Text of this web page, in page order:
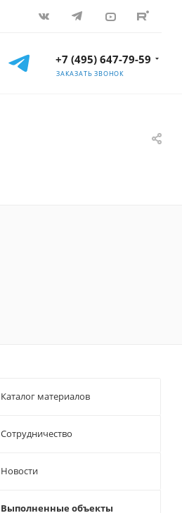
+7 (495) 647-79-59
ЗАКАЗАТЬ ЗВОНОК
Каталог материалов
Сотрудничество
Новости
Выполненные объекты